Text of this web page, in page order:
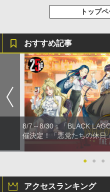
トップ
おすすめ記事
8/7～8/30：「BLACK
催決定！「悪党たちの休日
● ● ●
アクセスランキング